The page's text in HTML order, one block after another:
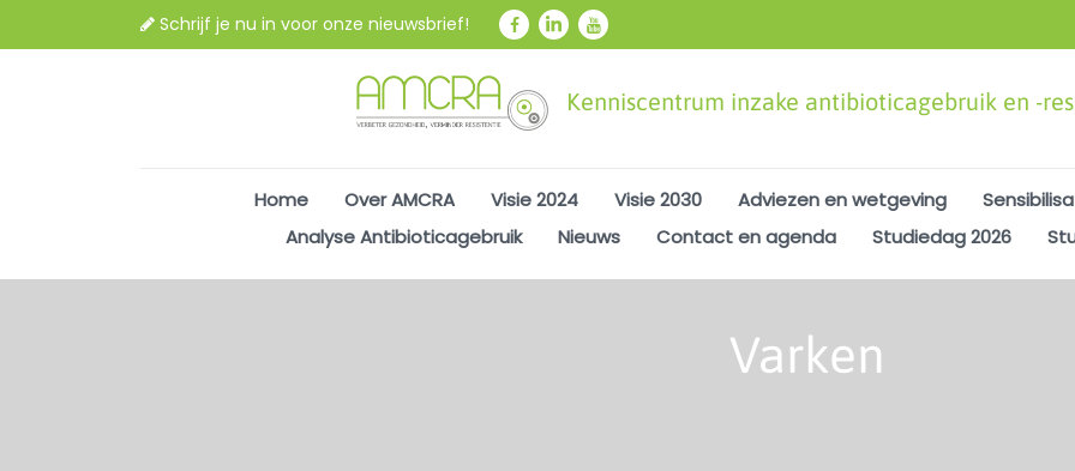
Schrijf je nu in voor onze nieuwsbrief!
Kenniscentrum inzake antibioticagebruik en -
Home Over AMCRA Visie 2024 Visie 2030 Adviezen en wetgeving
Analyse Antibioticagebruik
Nieuws Contact en agenda Studiedag 2026
Varken